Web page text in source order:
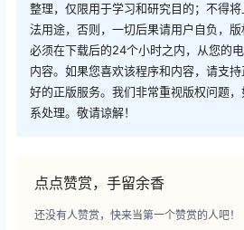
整理，仅限用于学习和研究目的；不得
法用途，否则，一切后果请用户自负，
必须在下载后的24个小时之内，从您的
内容。如果您喜欢该程序和内容，请支
好的正版服务。我们非常重视版权问题
系处理。敬请谅解！
点点赞赏，手留余香
还没有人赞赏，快来当第一个赞赏的人吧！